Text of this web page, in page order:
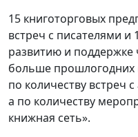
15 книготорговых
встреч с писателями
развитию и поддержке
больше
по количеству встреч
а по количеству
книжная сеть».